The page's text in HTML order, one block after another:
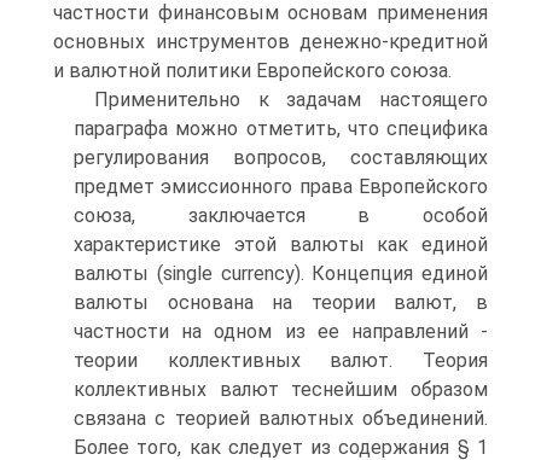
частности финансовым основам применения
основных инструментов денежно-кредитной
и валютной политики Европейского союза.
Применительно к задачам настоящего
параграфа можно отметить, что специфика
регулирования вопросов, составляющих
предмет эмиссионного права Европейского
союза, заключается в особой
характеристике этой валюты как единой
валюты (single currency). Концепция единой
валюты основана на теории валют, в
частности на одном из ее направлений -
теории коллективных валют. Теория
коллективных валют теснейшим образом
связана с теорией валютных объединений.
Более того, как следует из содержания § 1